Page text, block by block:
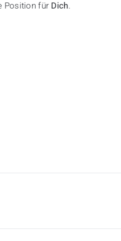
Position für Dich.